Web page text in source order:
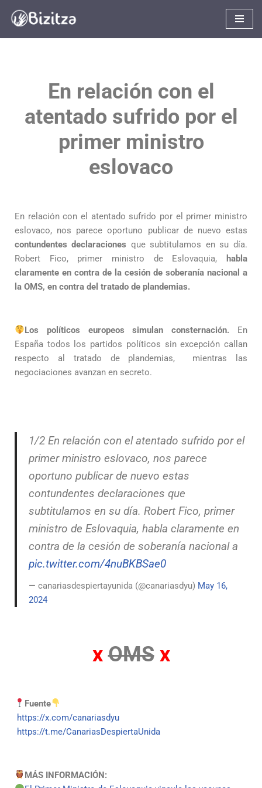
En relación con el
atentado sufrido por el
primer ministro
eslovaco
En relación con el atentado sufrido por el primer ministro
eslovaco, nos parece oportuno publicar de nuevo estas
contundentes declaraciones que subtitulamos en su día.
Robert Fico, primer ministro de Eslovaquia,
habla
claramente en contra de la cesión de soberanía nacional a
la OMS, en contra del tratado de plandemias.
Los políticos europeos simulan consternación. En
España todos los partidos políticos sin excepción callan
respecto al tratado de plandemias, mientras las
negociaciones avanzan en secreto.
1/2 En relación con el atentado sufrido por el
primer ministro eslovaco, nos parece
oportuno publicar de nuevo estas
contundentes declaraciones que
subtitulamos en su día. Robert Fico, primer
ministro de Eslovaquia, habla claramente en
contra de la cesión de soberanía nacional a
pic.twitter.com/4nuBKBSae0
— canariasdespiertayunida (@canariasdyu) May 16,
2024
x OMS x
Fuente
https://x.com/canariasdyu
https://t.me/CanariasDespiertaUnida
MÁS INFORMACIÓN: